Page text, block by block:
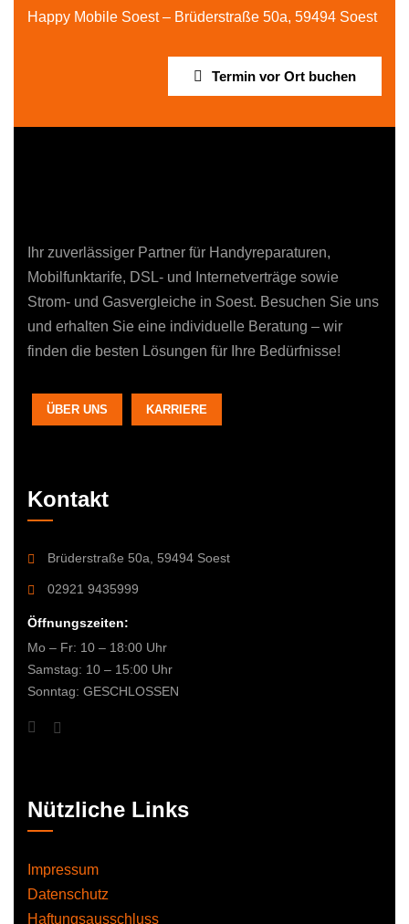
Happy Mobile Soest – Brüderstraße 50a, 59494 Soest
Termin vor Ort buchen
Ihr zuverlässiger Partner für Handyreparaturen,
Mobilfunktarife, DSL- und Internetverträge sowie
Strom- und Gasvergleiche in Soest. Besuchen Sie uns
und erhalten Sie eine individuelle Beratung – wir
finden die besten Lösungen für Ihre Bedürfnisse!
ÜBER UNS KARRIERE
Kontakt
Brüderstraße 50a, 59494 Soest
02921 9435999
Öffnungszeiten:
Mo – Fr: 10 – 18:00 Uhr
Samstag: 10 – 15:00 Uhr
Sonntag: GESCHLOSSEN
Nützliche Links
Impressum
Datenschutz
Haftungsausschluss